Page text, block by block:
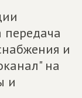
и
на
и